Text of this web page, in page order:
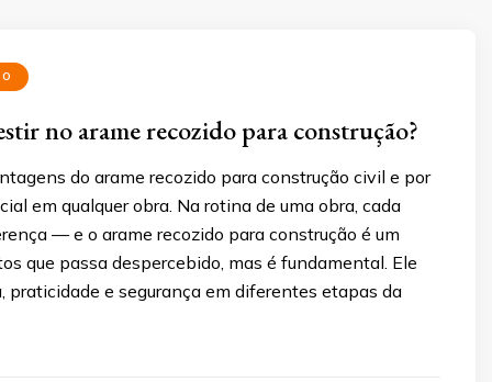
no arame recozido para construção?
do arame recozido para construção civil e por
em qualquer obra. Na rotina de uma obra, cada
— e o arame recozido para construção é um
que passa despercebido, mas é fundamental. Ele
praticidade e segurança em diferentes etapas da